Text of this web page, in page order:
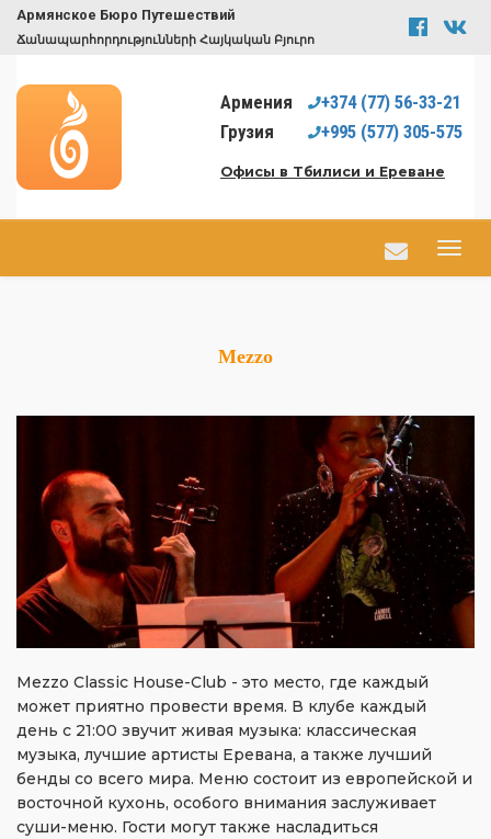
Армянское Бюро Путешествий
Ճանապարհորդությունների Հայկական Բյուրո
Армения +374 (77) 56-33-21
Грузия
+995 (577) 305-575
Офисы в Тбилиси и Ереване
Mezzo
Mezzo Classic House-Club - это место, где каждый
может приятно провести время. В клубе каждый
день с 21:00 звучит живая музыка: классическая
музыка, лучшие артисты Еревана, а также лучший
бенды со всего мира. Меню состоит из европейской и
восточной кухонь, особого внимания заслуживает
суши-меню. Гости могут также насладиться